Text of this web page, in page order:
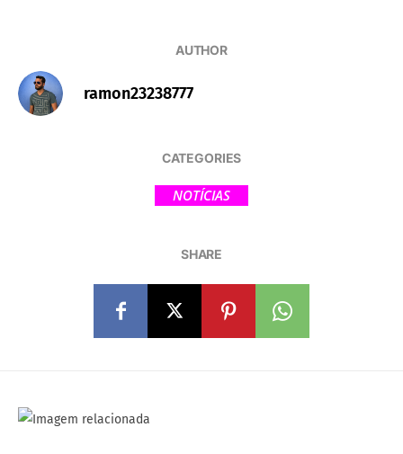
AUTHOR
ramon23238777
CATEGORIES
NOTÍCIAS
SHARE